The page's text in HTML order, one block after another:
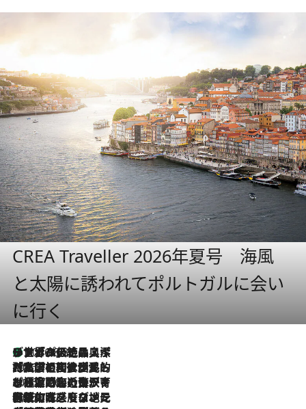
CREA Traveller 2026年夏号 海風
と太陽に誘われてポルトガルに会い
に行く
2026.8.8
リスボンの絶品スイーツ「パステル・デ・ナタ」とは？ポルトガル伝統の奥深い世界へ
2026.7.27
「私の祖国はポルトガル語です」国民的詩人フェルナンド・ペソアと、彼が愛した文学の街を歩く
2026.7.26
ポルトガル近海が育む極上の海の幸。キリリと冷えた白ワインと愉しむ、シーフード専門店の贅沢
2026.7.22
伝統の味をモダンに昇華。高感度な地元客が集う、リスボンの最旬ガストロノミー